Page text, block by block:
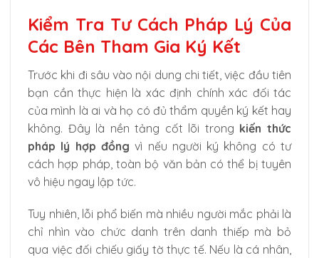
Kiểm Tra Tư Cách Pháp Lý Của
Các Bên Tham Gia Ký Kết
Trước khi đi sâu vào nội dung chi tiết, việc đầu tiên
bạn cần thực hiện là xác định chính xác đối tác
của mình là ai và họ có đủ thẩm quyền ký kết hay
không. Đây là nền tảng cốt lõi trong kiến thức
pháp lý hợp đồng vì nếu người ký không có tư
cách hợp pháp, toàn bộ văn bản có thể bị tuyên
vô hiệu ngay lập tức.
Tuy nhiên, lỗi phổ biến mà nhiều người mắc phải là
chỉ nhìn vào chức danh trên danh thiếp mà bỏ
qua việc đối chiếu giấy tờ thực tế. Nếu là cá nhân,